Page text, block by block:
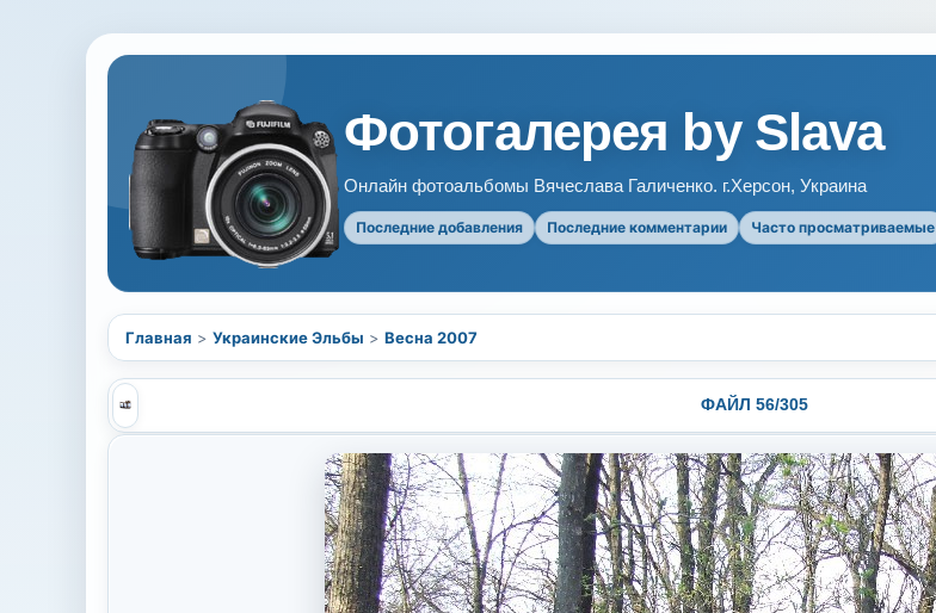
Фотогалерея by Slava
Онлайн фотоальбомы Вячеслава Галиченко. г.Херсон, Украина
Последние добавления Последние комментарии Часто просматриваемые
Главная > Украинские Эльбы > Весна 2007
ФАЙЛ 56/305